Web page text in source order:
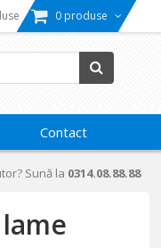
0 produse
Contact
Sună la 0314.08.88.88